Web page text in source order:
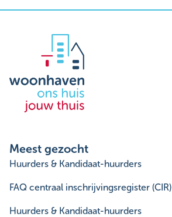
Meest gezocht
Huurders & Kandidaat-huurders
FAQ centraal inschrijvingsregister (CIR)
Huurders & Kandidaat-huurders